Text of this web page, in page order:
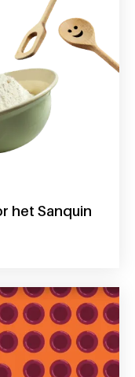
het Sanquin
koek voor het